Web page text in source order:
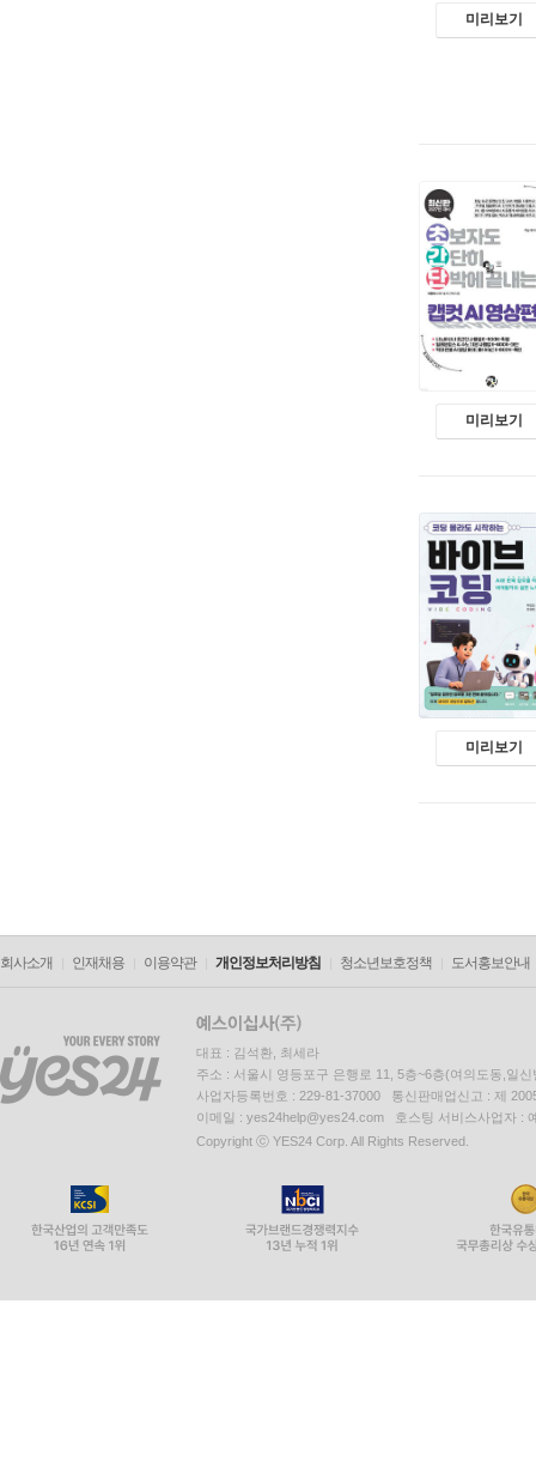
미리보기
미리보기
미리보기
회사소개 인재채용 이용약관 개인정보처리방침 청소년보호정책 도서홍보안내
대표 : 김석환, 최세라
주소 : 서울시 영등포구 은행로 11, 5층~6층(여의도동,일신
사업자등록번호 : 229-81-37000 통신판매업신고 : 제
이메일 : yes24help@yes24.com 호스팅 서비스사업자 :
Copyright ⓒ YES24 Corp. All Rights Reserved.